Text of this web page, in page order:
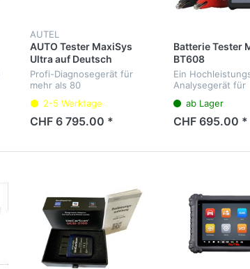
AUTEL
AUTO Tester MaxiSys
Ultra auf Deutsch
Profi-Diagnosegerät für
mehr als 80
aller Steuergeräte, Service-
Intervalle, 4-Kanal-
Oszilloskop,
Multimeter und...
2-5 Werktage
CHF 6 795.00 *
Batterie Tester
BT608
Ein
Analysegerät für
andere elektrische
Systeme in
Kraftfahrzeugen.
ab Lager
CHF 695.00 *